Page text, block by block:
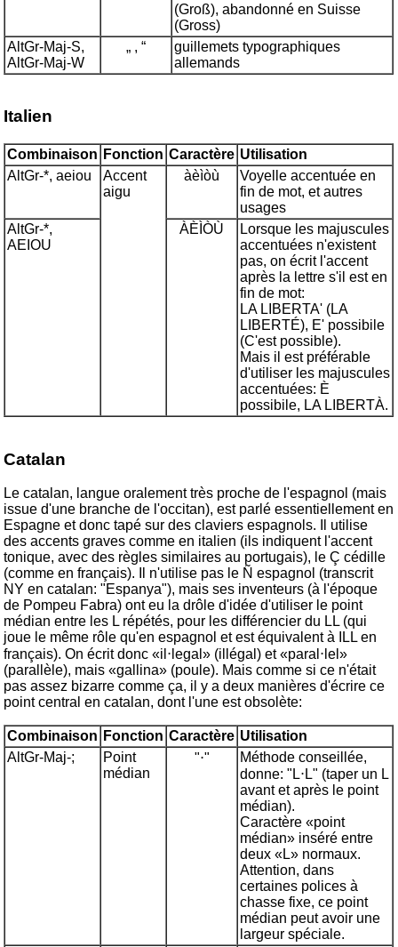
(Groß), abandonné en Suisse
(Gross)
AltGr-Maj-S,
AltGr-Maj-W
„ , “
guillemets typographiques
allemands
Italien
Combinaison Fonction Caractère Utilisation
AltGr-*, aeiou
Accent
aigu
àèìòù
Voyelle accentuée en
fin de mot, et autres
usages
AltGr-*,
AEIOU
ÀÈÌÒÙ
Lorsque les majuscules
accentuées n'existent
pas, on écrit l'accent
après la lettre s'il est en
fin de mot:
LA LIBERTA' (LA
LIBERTÉ), E' possibile
(C'est possible).
Mais il est préférable
d'utiliser les majuscules
accentuées: È
possibile, LA LIBERTÀ.
Catalan
Le catalan, langue oralement très proche de l'espagnol (mais
issue d'une branche de l'occitan), est parlé essentiellement en
Espagne et donc tapé sur des claviers espagnols. Il utilise
des accents graves comme en italien (ils indiquent l'accent
tonique, avec des règles similaires au portugais), le Ç cédille
(comme en français). Il n'utilise pas le Ñ espagnol (transcrit
NY en catalan: "Espanya"), mais ses inventeurs (à l'époque
de Pompeu Fabra) ont eu la drôle d'idée d'utiliser le point
médian entre les L répétés, pour les différencier du LL (qui
joue le même rôle qu'en espagnol et est équivalent à ILL en
français). On écrit donc «il⋅legal» (illégal) et «paral⋅lel»
(parallèle), mais «gallina» (poule). Mais comme si ce n'était
pas assez bizarre comme ça, il y a deux manières d'écrire ce
point central en catalan, dont l'une est obsolète:
Combinaison Fonction Caractère Utilisation
AltGr-Maj-;
Point
médian
"⋅"
Méthode conseillée,
donne: "L⋅L" (taper un L
avant et après le point
médian).
Caractère «point
médian» inséré entre
deux «L» normaux.
Attention, dans
certaines polices à
chasse fixe, ce point
médian peut avoir une
largeur spéciale.